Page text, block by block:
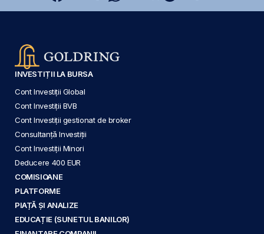
INVESTIȚII LA BURSA
Cont Investiții Global
Cont Investiții BVB
Cont Investiții gestionat de broker
Consultanță Investiții
Cont Investiții Minori
Deducere 400 EUR
COMISIOANE
PLATFORME
PIAȚĂ ȘI ANALIZE
EDUCAȚIE (SUNETUL BANILOR)